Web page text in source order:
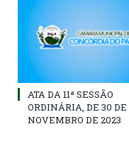
ATA DA 11ª SESSÃO
ORDINÁRIA, DE 30 DE
NOVEMBRO DE 2023